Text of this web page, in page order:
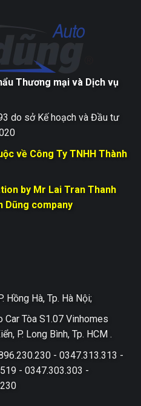
Thương mại và Dịch vụ
do sở Kế hoạch và Đầu tư
về Công Ty TNHH Thành
by Mr Lai Tran Thanh
Dũng company
Hồng Hà, Tp. Hà Nội;
Car Tòa S1.07 Vinhomes
P. Long Bình, Tp. HCM .
- 0347.313.313 -
- 0347.303.303 -